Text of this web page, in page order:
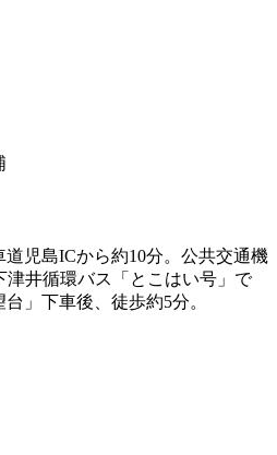
児島ICから約10分。公共交通機
津井循環バス「とこはい号」で
」下車後、徒歩約5分。